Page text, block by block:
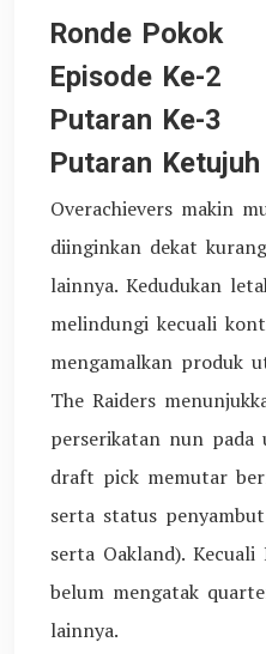
Ronde Pokok
Episode Ke-2
Putaran Ke-3
Putaran Ketujuh
Overachievers makin
diinginkan dekat
lainnya. Kedudukan
melindungi kecuali
mengamalkan produk
The Raiders
perserikatan nun pada
draft pick memutar
serta status
serta Oakland). Kecuali
belum mengatak
lainnya.